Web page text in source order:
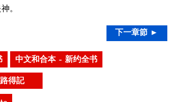
。
下一章節 ►
中文和合本 – 新约全书
路得記